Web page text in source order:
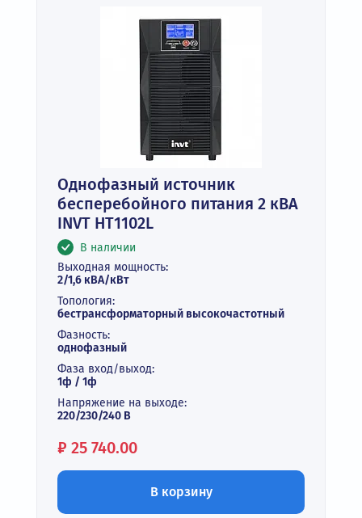
Однофазный источник
бесперебойного питания 2 кВА
INVT HT1102L
В наличии
Выходная мощность:
2/1,6 кВА/кВт
Топология:
бестрансформаторный высокочастотный
Фазность:
однофазный
Фаза вход/выход:
1ф / 1ф
Напряжение на выходе:
220/230/240 В
Цена:
₽ 25 740.00
В корзину